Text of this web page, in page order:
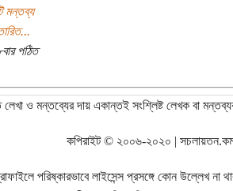
মন্তব্য
পঠিত
লেখা ও মন্তব্যের দায় একান্তই সংশ্লিষ্ট লেখক বা
কপিরাইট © ২০০৬-২০২০ |
পরিষ্কারভাবে লাইসেন্স প্রসঙ্গে কোন উল্লেখ না